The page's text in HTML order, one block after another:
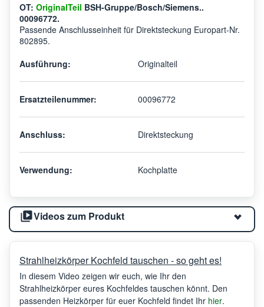
OT: OriginalTeil BSH-Gruppe/Bosch/Siemens..
00096772.
Passende Anschlusseinheit für Direktsteckung Europart-Nr.
802895.
Ausführung:
Originalteil
Ersatzteilenummer: 00096772
Anschluss: Direktsteckung
Verwendung: Kochplatte
Videos zum Produkt
Strahlheizkörper Kochfeld tauschen - so geht es!
In diesem Video zeigen wir euch, wie Ihr den
Strahlheizkörper eures Kochfeldes tauschen könnt. Den
passenden Heizkörper für euer Kochfeld findet Ihr hier.